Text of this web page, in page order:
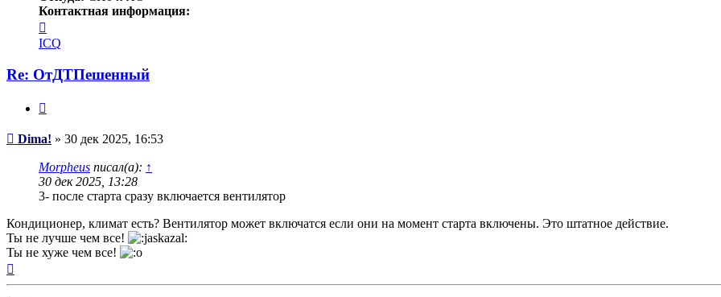
Контактная информация:
информация
пользователя
Dima!
ICQ
Re: ОтДТПешенный
Сообщение
Dima! » 30 дек 2025, 16:53
Morpheus писал(а): ↑
30 дек 2025, 13:28
3- после старта сразу включается вентилятор
Кондиционер, климат есть? Вентилятор может включатся если они на момент старта включены. Это штатное действие.
Ты не лучше чем все!
Ты не хуже чем все!